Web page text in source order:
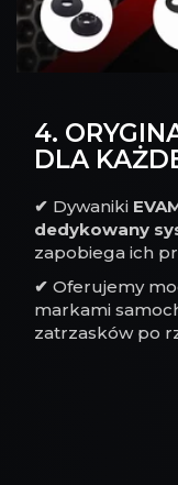
4.
DLA
✔ Dywaniki
dedykowany
zapobiega ich
✔ Oferujemy
markami
zatrzasków po